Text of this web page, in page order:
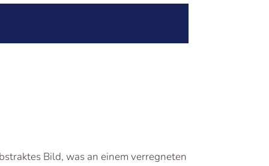
Bild, was an einem verregneten